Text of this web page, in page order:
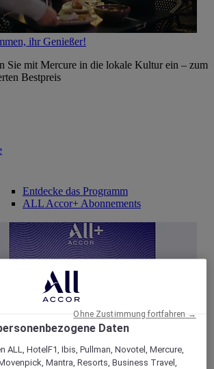
ihr Genießer!
Sie mit Mercure in die lokale Kultur ein – zum
Bestpreis
Entdecke das Programm
ALL Accor+ Abonnements
Voyager
Daten
ALL, HotelF1, Ibis, Pullman, Novotel, Mercure,
Mantra, Resorts, Business Travel,
Ohne Zustimmung fortfahren →